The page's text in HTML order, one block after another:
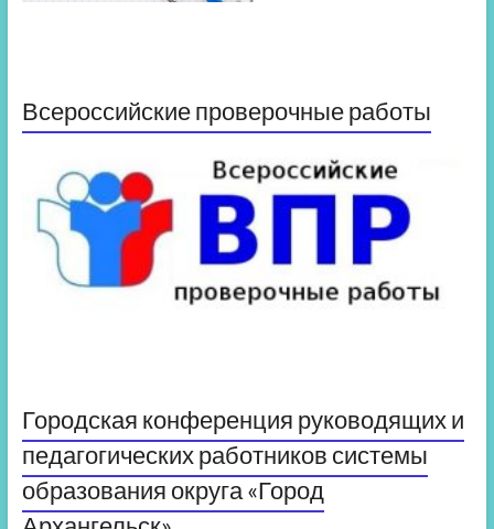
Всероссийские проверочные работы
Городская конференция руководящих и
педагогических работников системы
образования округа «Город